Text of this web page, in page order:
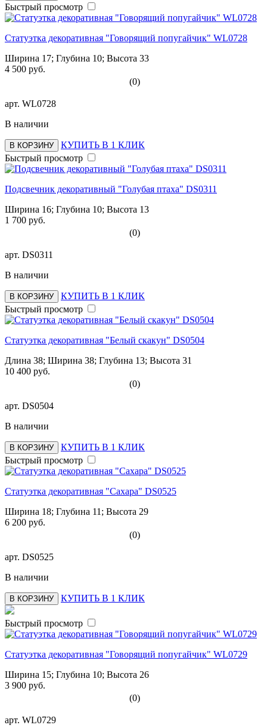
Быстрый просмотр
Статуэтка декоративная "Говорящий попугайчик" WL0728
Ширина 17; Глубина 10; Высота 33
4 500 руб.
(0)
арт. WL0728
В наличии
В КОРЗИНУ
КУПИТЬ В 1 КЛИК
Быстрый просмотр
Подсвечник декоративный "Голубая птаха" DS0311
Ширина 16; Глубина 10; Высота 13
1 700 руб.
(0)
арт. DS0311
В наличии
В КОРЗИНУ
КУПИТЬ В 1 КЛИК
Быстрый просмотр
Статуэтка декоративная "Белый скакун" DS0504
Длина 38; Ширина 38; Глубина 13; Высота 31
10 400 руб.
(0)
арт. DS0504
В наличии
В КОРЗИНУ
КУПИТЬ В 1 КЛИК
Быстрый просмотр
Статуэтка декоративная "Сахара" DS0525
Ширина 18; Глубина 11; Высота 29
6 200 руб.
(0)
арт. DS0525
В наличии
В КОРЗИНУ КУПИТЬ В 1 КЛИК
Быстрый просмотр
Статуэтка декоративная "Говорящий попугайчик" WL0729
Ширина 15; Глубина 10; Высота 26
3 900 руб.
(0)
арт. WL0729